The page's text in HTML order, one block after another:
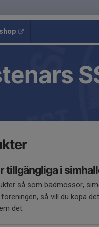
tillgängliga i
så som badmössor,
så vill du köpa
det.